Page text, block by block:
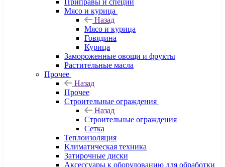
Приправы и специи
Мясо и курица
Назад
Мясо и курица
Говядина
Курица
Замороженные овощи и фрукты
Растительные масла
Прочее
Назад
Прочее
Строительные ограждения
Назад
Строительные ограждения
Сетка
Теплоизоляция
Климатическая техника
Затирочные диски
Аксессуары к оборудованию для обработки